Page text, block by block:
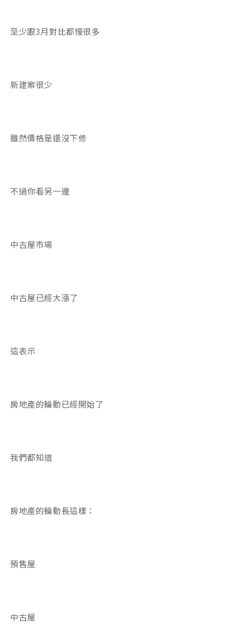
至少跟3月對比都慢很多
新建案很少
雖然價格是還沒下修
不過你看另一邊
中古屋市場
中古屋已經大漲了
這表示
房地產的輪動已經開始了
我們都知道
房地產的輪動長這樣：
預售屋
中古屋